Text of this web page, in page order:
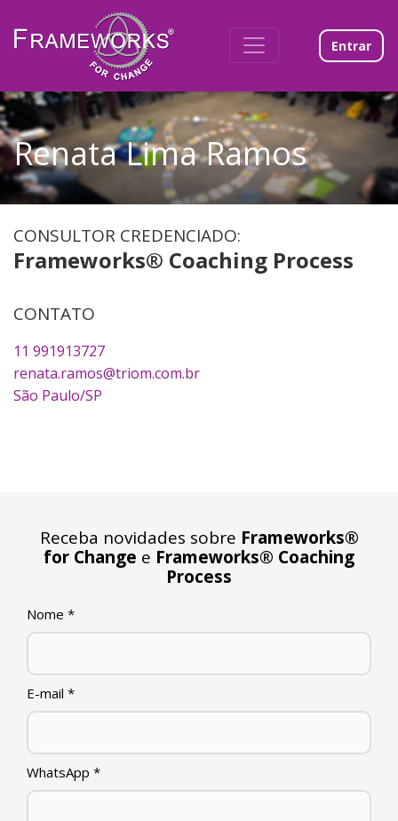
Entrar
Renata Lima Ramos
CONSULTOR CREDENCIADO:
Frameworks® Coaching Process
CONTATO
11 991913727
renata.ramos@triom.com.br
São Paulo/SP
Receba novidades sobre Frameworks®
for Change e Frameworks® Coaching
Process
Nome *
E-mail *
WhatsApp *